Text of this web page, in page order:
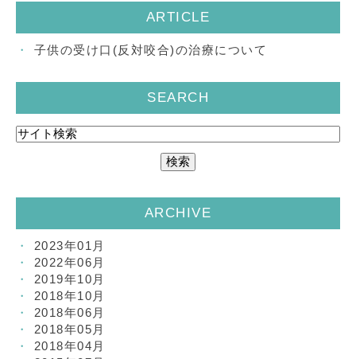
ARTICLE
子供の受け口(反対咬合)の治療について
SEARCH
ARCHIVE
2023年01月
2022年06月
2019年10月
2018年10月
2018年06月
2018年05月
2018年04月